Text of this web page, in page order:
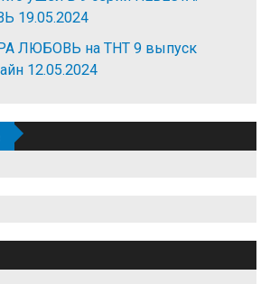
19.05.2024
ЛЮБОВЬ на ТНТ 9 выпуск
12.05.2024